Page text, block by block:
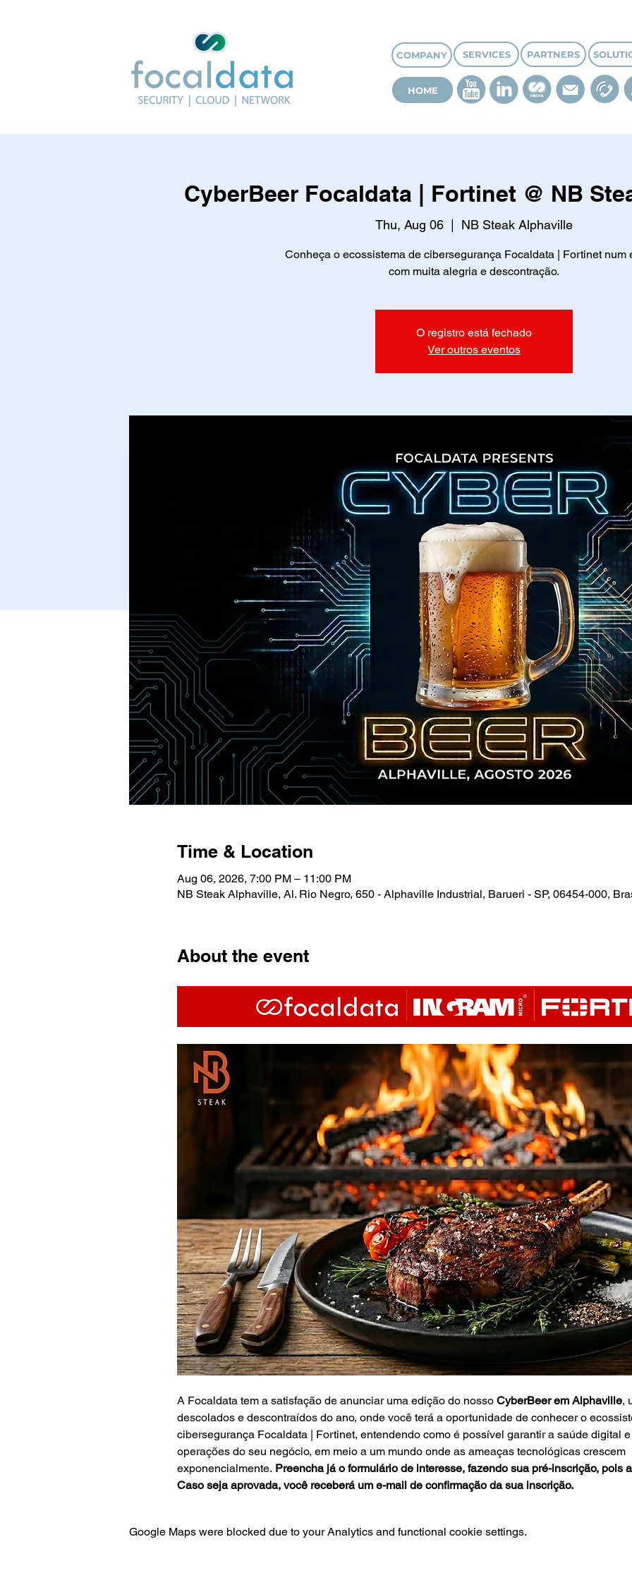
COMPANY SERVICES PARTNERS
HOME
CyberBeer Focaldata | Fortinet @ NB
Thu, Aug 06
  |
NB Steak Alphaville
Conheça o ecossistema de cibersegurança Focaldata | Fortinet num
com muita alegria e descontração.
O registro está fechado
Ver outros eventos
Time & Location
Aug 06, 2026, 7:00 PM – 11:00 PM
NB Steak Alphaville, Al. Rio Negro, 650 - Alphaville Industrial, Barueri - SP, 06454-000,
About the event
A Focaldata tem a satisfação de anunciar uma edição do nosso CyberBeer em Alphaville,
descolados e descontraídos do ano, onde você terá a oportunidade de conhecer o
cibersegurança Focaldata | Fortinet, entendendo como é possível garantir a saúde digital
operações do seu negócio, em meio a um mundo onde as ameaças tecnológicas crescem
exponencialmente. Preencha já o formulário de interesse, fazendo sua pré-inscrição, pois
Caso seja aprovada, você receberá um e-mail de confirmação da sua inscrição.
Google Maps were blocked due to your Analytics and functional cookie settings.